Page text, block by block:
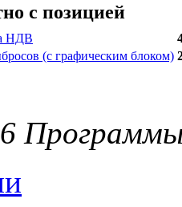
с позицией
НДВ
(с графическим блоком)
Программы